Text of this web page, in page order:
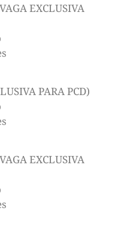
EXCLUSIVA
PARA PCD)
EXCLUSIVA